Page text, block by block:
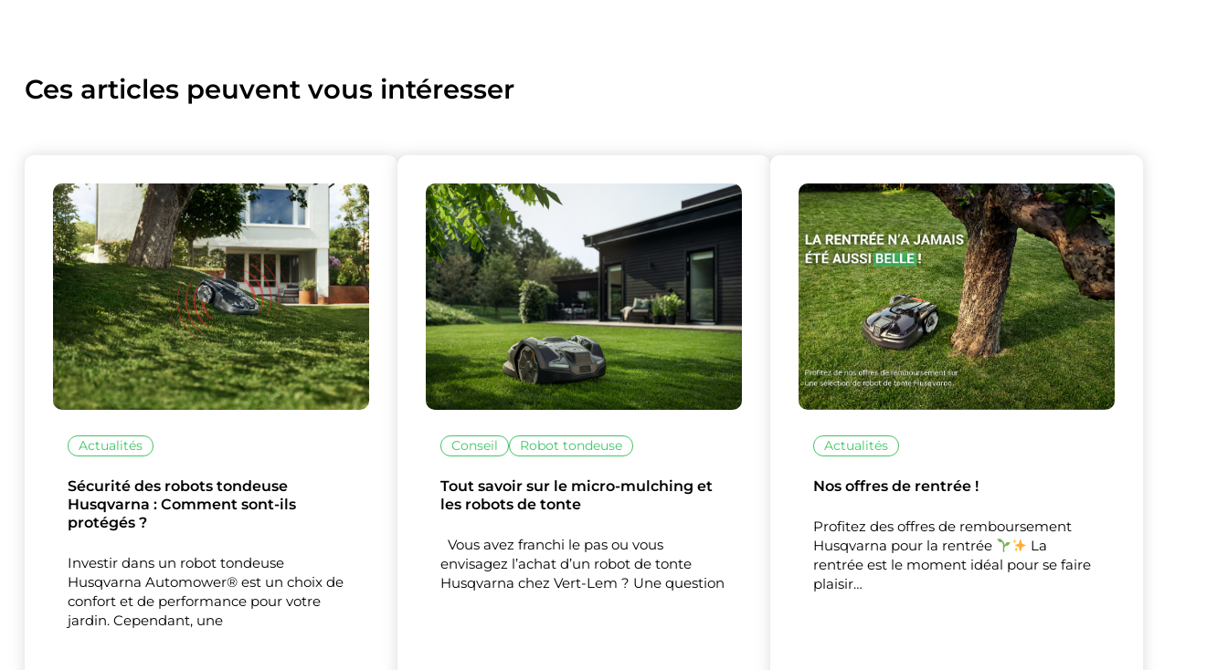
Ce site utilise des cookies et vous donne le contrôle sur ceux que
vous souhaitez activer
Mesure d'audience
Ces articles peuvent vous intéresser
Actualités
Sécurité des robots tondeuse
Husqvarna : Comment sont-ils
protégés ?
Investir dans un robot tondeuse
Husqvarna Automower® est un choix de
confort et de performance pour votre
jardin. Cependant, une
Conseil Robot tondeuse
Tout savoir sur le micro-mulching et
les robots de tonte
Vous avez franchi le pas ou vous
envisagez l’achat d’un robot de tonte
Husqvarna chez Vert-Lem ? Une question
Actualités
Nos offres de rentrée !
Profitez des offres de remboursement
Husqvarna pour la rentrée
La
rentrée est le moment idéal pour se faire
plaisir…